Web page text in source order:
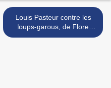
Louis Pasteur contre les
loups-garous, de Flore
Vesco : énorme coup de